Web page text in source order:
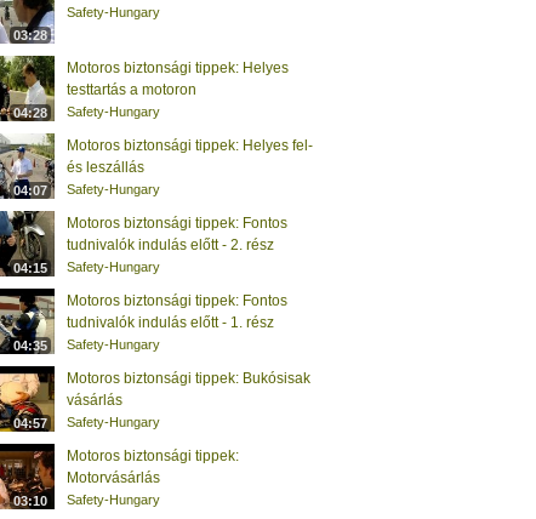
03:28
Safety-Hungary
04:28
Motoros biztonsági tippek: Helyes
testtartás a motoron
Safety-Hungary
04:07
Motoros biztonsági tippek: Helyes fel-
és leszállás
Safety-Hungary
04:15
Motoros biztonsági tippek: Fontos
tudnivalók indulás előtt - 2. rész
Safety-Hungary
04:35
Motoros biztonsági tippek: Fontos
tudnivalók indulás előtt - 1. rész
Safety-Hungary
04:57
Motoros biztonsági tippek: Bukósisak
vásárlás
Safety-Hungary
03:10
Motoros biztonsági tippek:
Motorvásárlás
Safety-Hungary